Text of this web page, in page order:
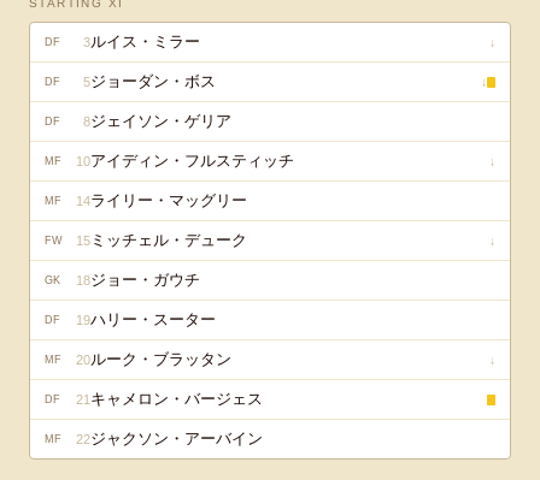
STARTING XI
DF 3ルイス・ミラー ↓
DF 5ジョーダン・ボス ↓
DF 8ジェイソン・ゲリア
MF 10アイディン・フルスティッチ ↓
MF 14ライリー・マッグリー
FW 15 ミッチェル・デューク ↓
GK 18ジョー・ガウチ
DF 19ハリー・スーター
MF 20ルーク・ブラッタン ↓
DF 21 キャメロン・バージェス
MF 22ジャクソン・アーバイン